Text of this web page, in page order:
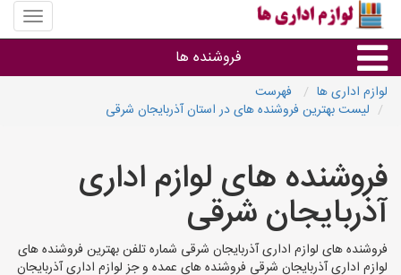
منوی
سایت
اداری
فروشنده ها
گروه ها
استان ها
لوازم اداری ها
فهرست
لیست بهترین فروشنده های در استان آذربایجان شرقی
فروشنده های لوازم اداری
آذربایجان شرقی
فروشنده های لوازم اداری آذربایجان شرقی شماره تلفن بهترین فروشنده های
لوازم اداری آذربایجان شرقی فروشنده های عمده و جز لوازم اداری آذربایجان